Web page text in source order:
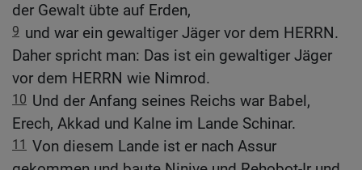
der Gewalt übte auf Erden,
9 und war ein gewaltiger Jäger vor dem HERRN.
Daher spricht man: Das ist ein gewaltiger Jäger
vor dem HERRN wie Nimrod.
10 Und der Anfang seines Reichs war Babel,
Erech, Akkad und Kalne im Lande Schinar.
11 Von diesem Lande ist er nach Assur